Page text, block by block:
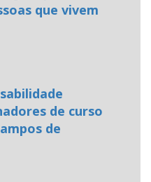
que vivem
de curso
de